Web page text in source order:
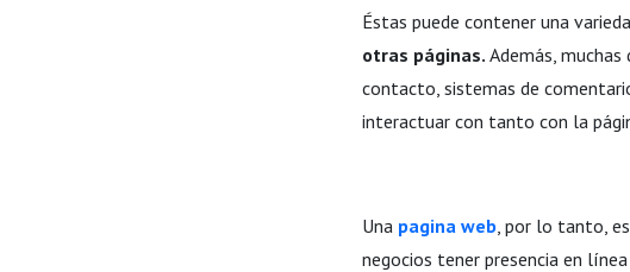
Éstas puede contener una
otras páginas. Además,
contacto, sistemas de
interactuar con tanto con la
Una pagina web, por lo tanto,
negocios tener presencia en